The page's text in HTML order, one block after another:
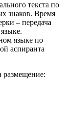
текста по
знаков. Время
– передача
языке по
аспиранта
размещение: